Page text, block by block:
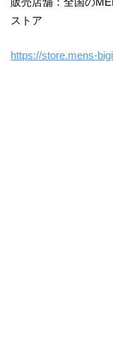
ストア
https://store.mens-